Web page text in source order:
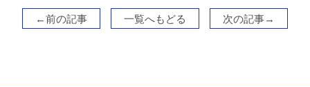
←前の記事 一覧へもどる 次の記事→